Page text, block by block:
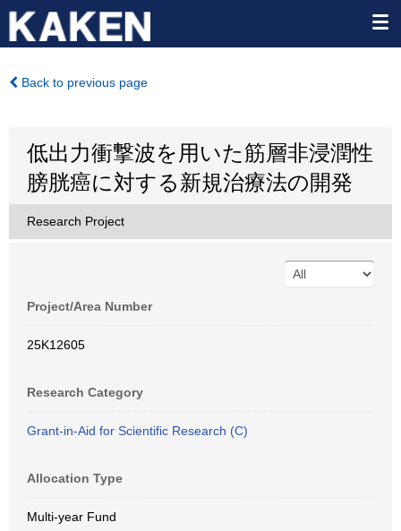
Back to previous page
低出力衝撃波を用いた筋層非浸潤性
膀胱癌に対する新規治療法の開発
Research Project
Project/Area Number
25K12605
Research Category
Grant-in-Aid for Scientific Research (C)
Allocation Type
Multi-year Fund